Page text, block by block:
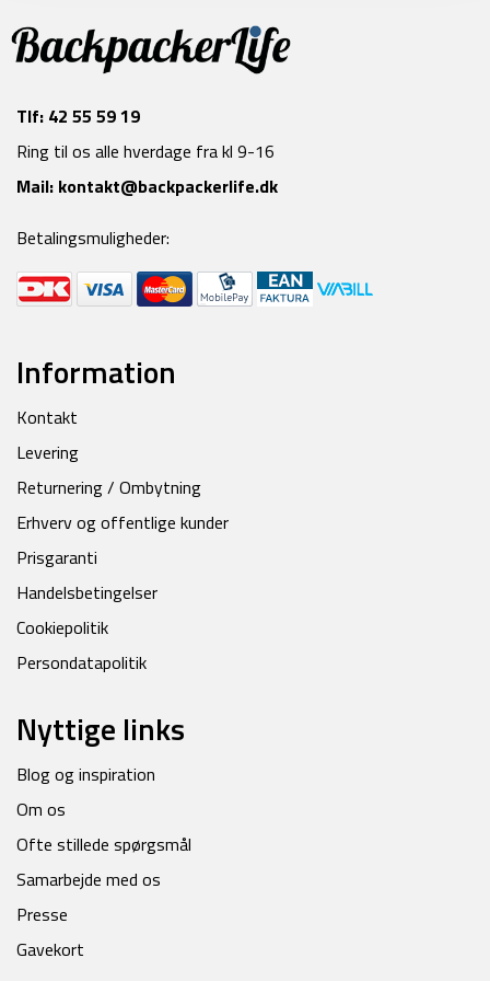
Tlf: 42 55 59 19
Ring til os alle hverdage fra kl 9-16
Mail: kontakt@backpackerlife.dk
Betalingsmuligheder:
Information
Kontakt
Levering
Returnering / Ombytning
Erhverv og offentlige kunder
Prisgaranti
Handelsbetingelser
Cookiepolitik
Persondatapolitik
Nyttige links
Blog og inspiration
Om os
Ofte stillede spørgsmål
Samarbejde med os
Presse
Gavekort